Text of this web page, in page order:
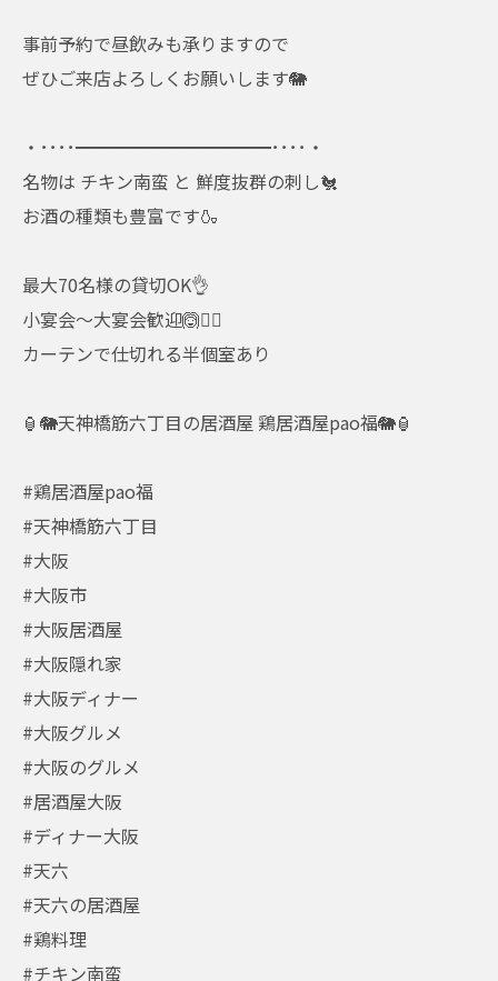
事前予約で昼飲みも承りますので
ぜひご来店よろしくお願いします🐘
・････━━━━━━━━━━━････・
名物は チキン南蛮 と 鮮度抜群の刺し🐔
お酒の種類も豊富です🍶
最大70名様の貸切OK👌
小宴会～大宴会歓迎🙆🙆‍♂️
カーテンで仕切れる半個室あり
🏮🐘天神橋筋六丁目の居酒屋 鶏居酒屋pao福🐘🏮
#鶏居酒屋pao福
#天神橋筋六丁目
#大阪
#大阪市
#大阪居酒屋
#大阪隠れ家
#大阪ディナー
#大阪グルメ
#大阪のグルメ
#居酒屋大阪
#ディナー大阪
#天六
#天六の居酒屋
#鶏料理
#チキン南蛮